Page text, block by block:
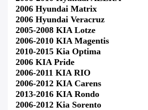
2006 Hyundai Matrix
2006 Hyundai Veracruz
2005-2008 KIA Lotze
2006-2010 KIA Magentis
2010-2015 Kia Optima
2006 KIA Pride
2006-2011 KIA RIO
2006-2012 KIA Carens
2013-2016 KIA Rondo
2006-2012 Kia Sorento